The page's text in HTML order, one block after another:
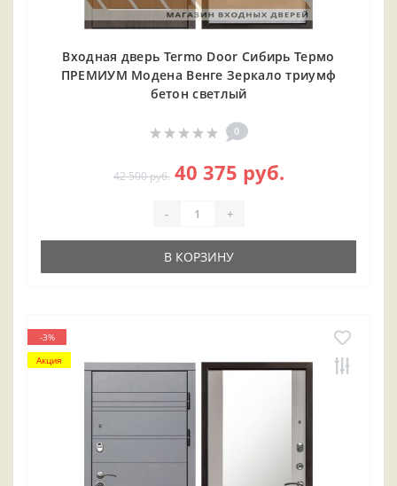
Входная дверь Termo Door Сибирь Термо
ПРЕМИУМ Модена Венге Зеркало триумф
бетон светлый
0
42 500 руб. 40 375 руб.
- +
В КОРЗИНУ
-3%
Акция